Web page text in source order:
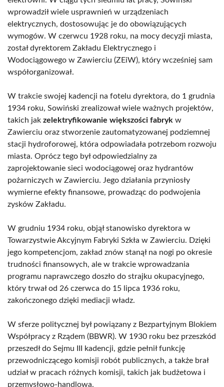
wprowadził wiele usprawnień w urządzeniach
elektrycznych, dostosowując je do obowiązujących
wymogów. W czerwcu 1928 roku, na mocy decyzji miasta,
został dyrektorem Zakładu Elektrycznego i
Wodociągowego w Zawierciu (ZEiW), który wcześniej sam
współorganizował.
W trakcie swojej kadencji na fotelu dyrektora, do 1 grudnia
1934 roku, Sowiński zrealizował wiele ważnych projektów,
takich jak zelektryfikowanie większości fabryk w
Zawierciu oraz stworzenie zautomatyzowanej podziemnej
stacji hydroforowej, która odpowiadała potrzebom rozwoju
miasta. Oprócz tego był odpowiedzialny za
zaprojektowanie sieci wodociągowej oraz hydrantów
pożarniczych w Zawierciu. Jego działania przyniosły
wymierne efekty finansowe, prowadząc do podwojenia
zysków Zakładu.
W grudniu 1934 roku, objął stanowisko dyrektora w
Towarzystwie Akcyjnym Fabryki Szkła w Zawierciu. Dzięki
jego kompetencjom, zakład znów stanął na nogi po okresie
trudności finansowych, ale w trakcie wprowadzania
programu naprawczego doszło do strajku okupacyjnego,
który trwał od 26 czerwca do 15 lipca 1936 roku,
zakończonego dzięki mediacji władz.
W sferze politycznej był powiązany z Bezpartyjnym Blokiem
Współpracy z Rządem (BBWR). W 1930 roku bez przeszkód
przeszedł do Sejmu III kadencji, gdzie pełnił funkcję
przewodniczącego komisji robót publicznych, a także brał
udział w pracach różnych komisji, takich jak budżetowa i
przemysłowo-handlowa.